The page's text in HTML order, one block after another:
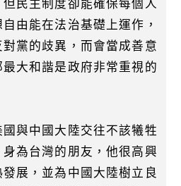
民主制度卻能確保每個人
由能在法治基礎上運作，
黨的歧異，而會當成善意
大和諧是政府非常重視的
與中國大陸交往不該犧牲
為台灣的朋友，他很高興
展，並為中國大陸樹立良